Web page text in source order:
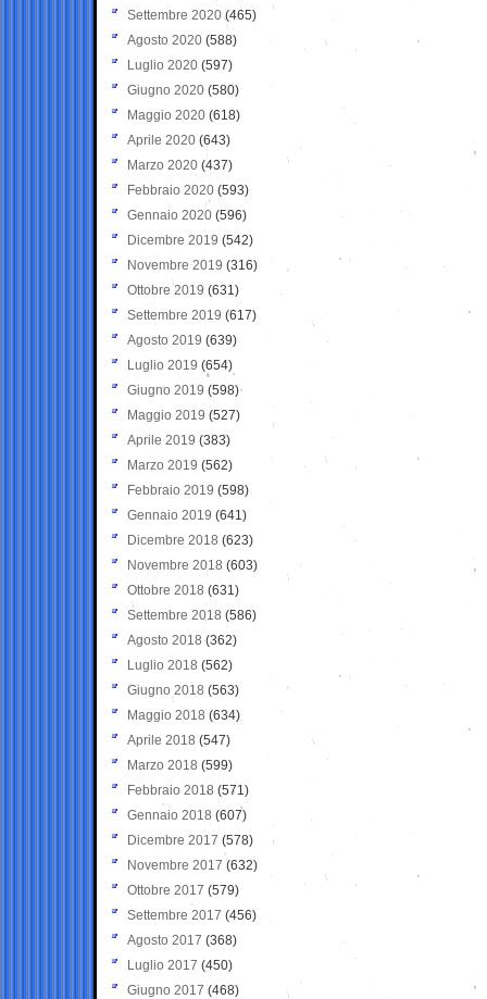
Settembre 2020(465)
Agosto 2020 (588)
Luglio 2020 (597)
Giugno 2020 (580)
Maggio 2020 (618)
Aprile 2020 (643)
Marzo 2020 (437)
Febbraio 2020 (593)
Gennaio 2020 (596)
Dicembre 2019 (542)
Novembre 2019 (316)
Ottobre 2019 (631)
Settembre 2019 (617)
Agosto 2019 (639)
Luglio 2019 (654)
Giugno 2019 (598)
Maggio 2019 (527)
Aprile 2019 (383)
Marzo 2019 (562)
Febbraio 2019 (598)
Gennaio 2019 (641)
Dicembre 2018 (623)
Novembre 2018 (603)
Ottobre 2018 (631)
Settembre 2018 (586)
Agosto 2018 (362)
Luglio 2018 (562)
Giugno 2018 (563)
Maggio 2018 (634)
Aprile 2018 (547)
Marzo 2018 (599)
Febbraio 2018 (571)
Gennaio 2018 (607)
Dicembre 2017 (578)
Novembre 2017 (632)
Ottobre 2017 (579)
Settembre 2017 (456)
Agosto 2017 (368)
Luglio 2017 (450)
Giugno 2017 (468)